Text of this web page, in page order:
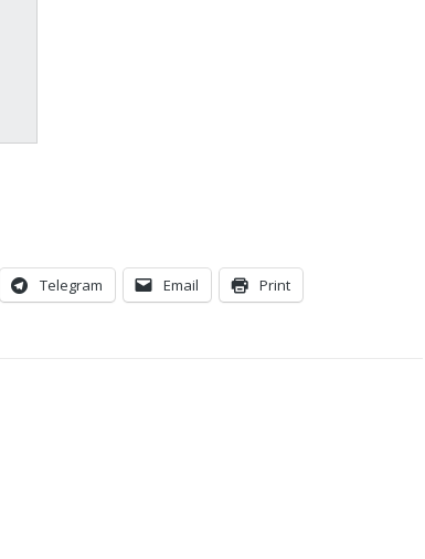
Telegram Email Print